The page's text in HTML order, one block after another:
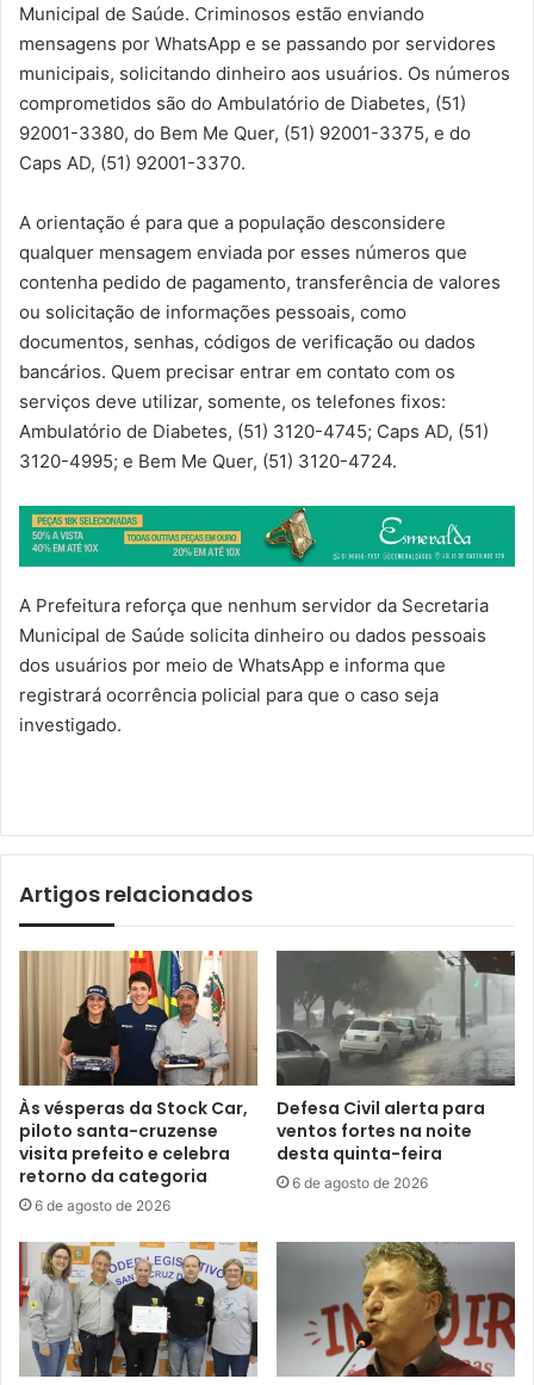
Municipal de Saúde. Criminosos estão enviando
mensagens por WhatsApp e se passando por servidores
municipais, solicitando dinheiro aos usuários. Os números
comprometidos são do Ambulatório de Diabetes, (51)
92001-3380, do Bem Me Quer, (51) 92001-3375, e do
Caps AD, (51) 92001-3370.
A orientação é para que a população desconsidere
qualquer mensagem enviada por esses números que
contenha pedido de pagamento, transferência de valores
ou solicitação de informações pessoais, como
documentos, senhas, códigos de verificação ou dados
bancários. Quem precisar entrar em contato com os
serviços deve utilizar, somente, os telefones fixos:
Ambulatório de Diabetes, (51) 3120-4745; Caps AD, (51)
3120-4995; e Bem Me Quer, (51) 3120-4724.
A Prefeitura reforça que nenhum servidor da Secretaria
Municipal de Saúde solicita dinheiro ou dados pessoais
dos usuários por meio de WhatsApp e informa que
registrará ocorrência policial para que o caso seja
investigado.
Artigos relacionados
Às vésperas da Stock Car,
piloto santa-cruzense
visita prefeito e celebra
retorno da categoria
6 de agosto de 2026
Defesa Civil alerta para
ventos fortes na noite
desta quinta-feira
6 de agosto de 2026